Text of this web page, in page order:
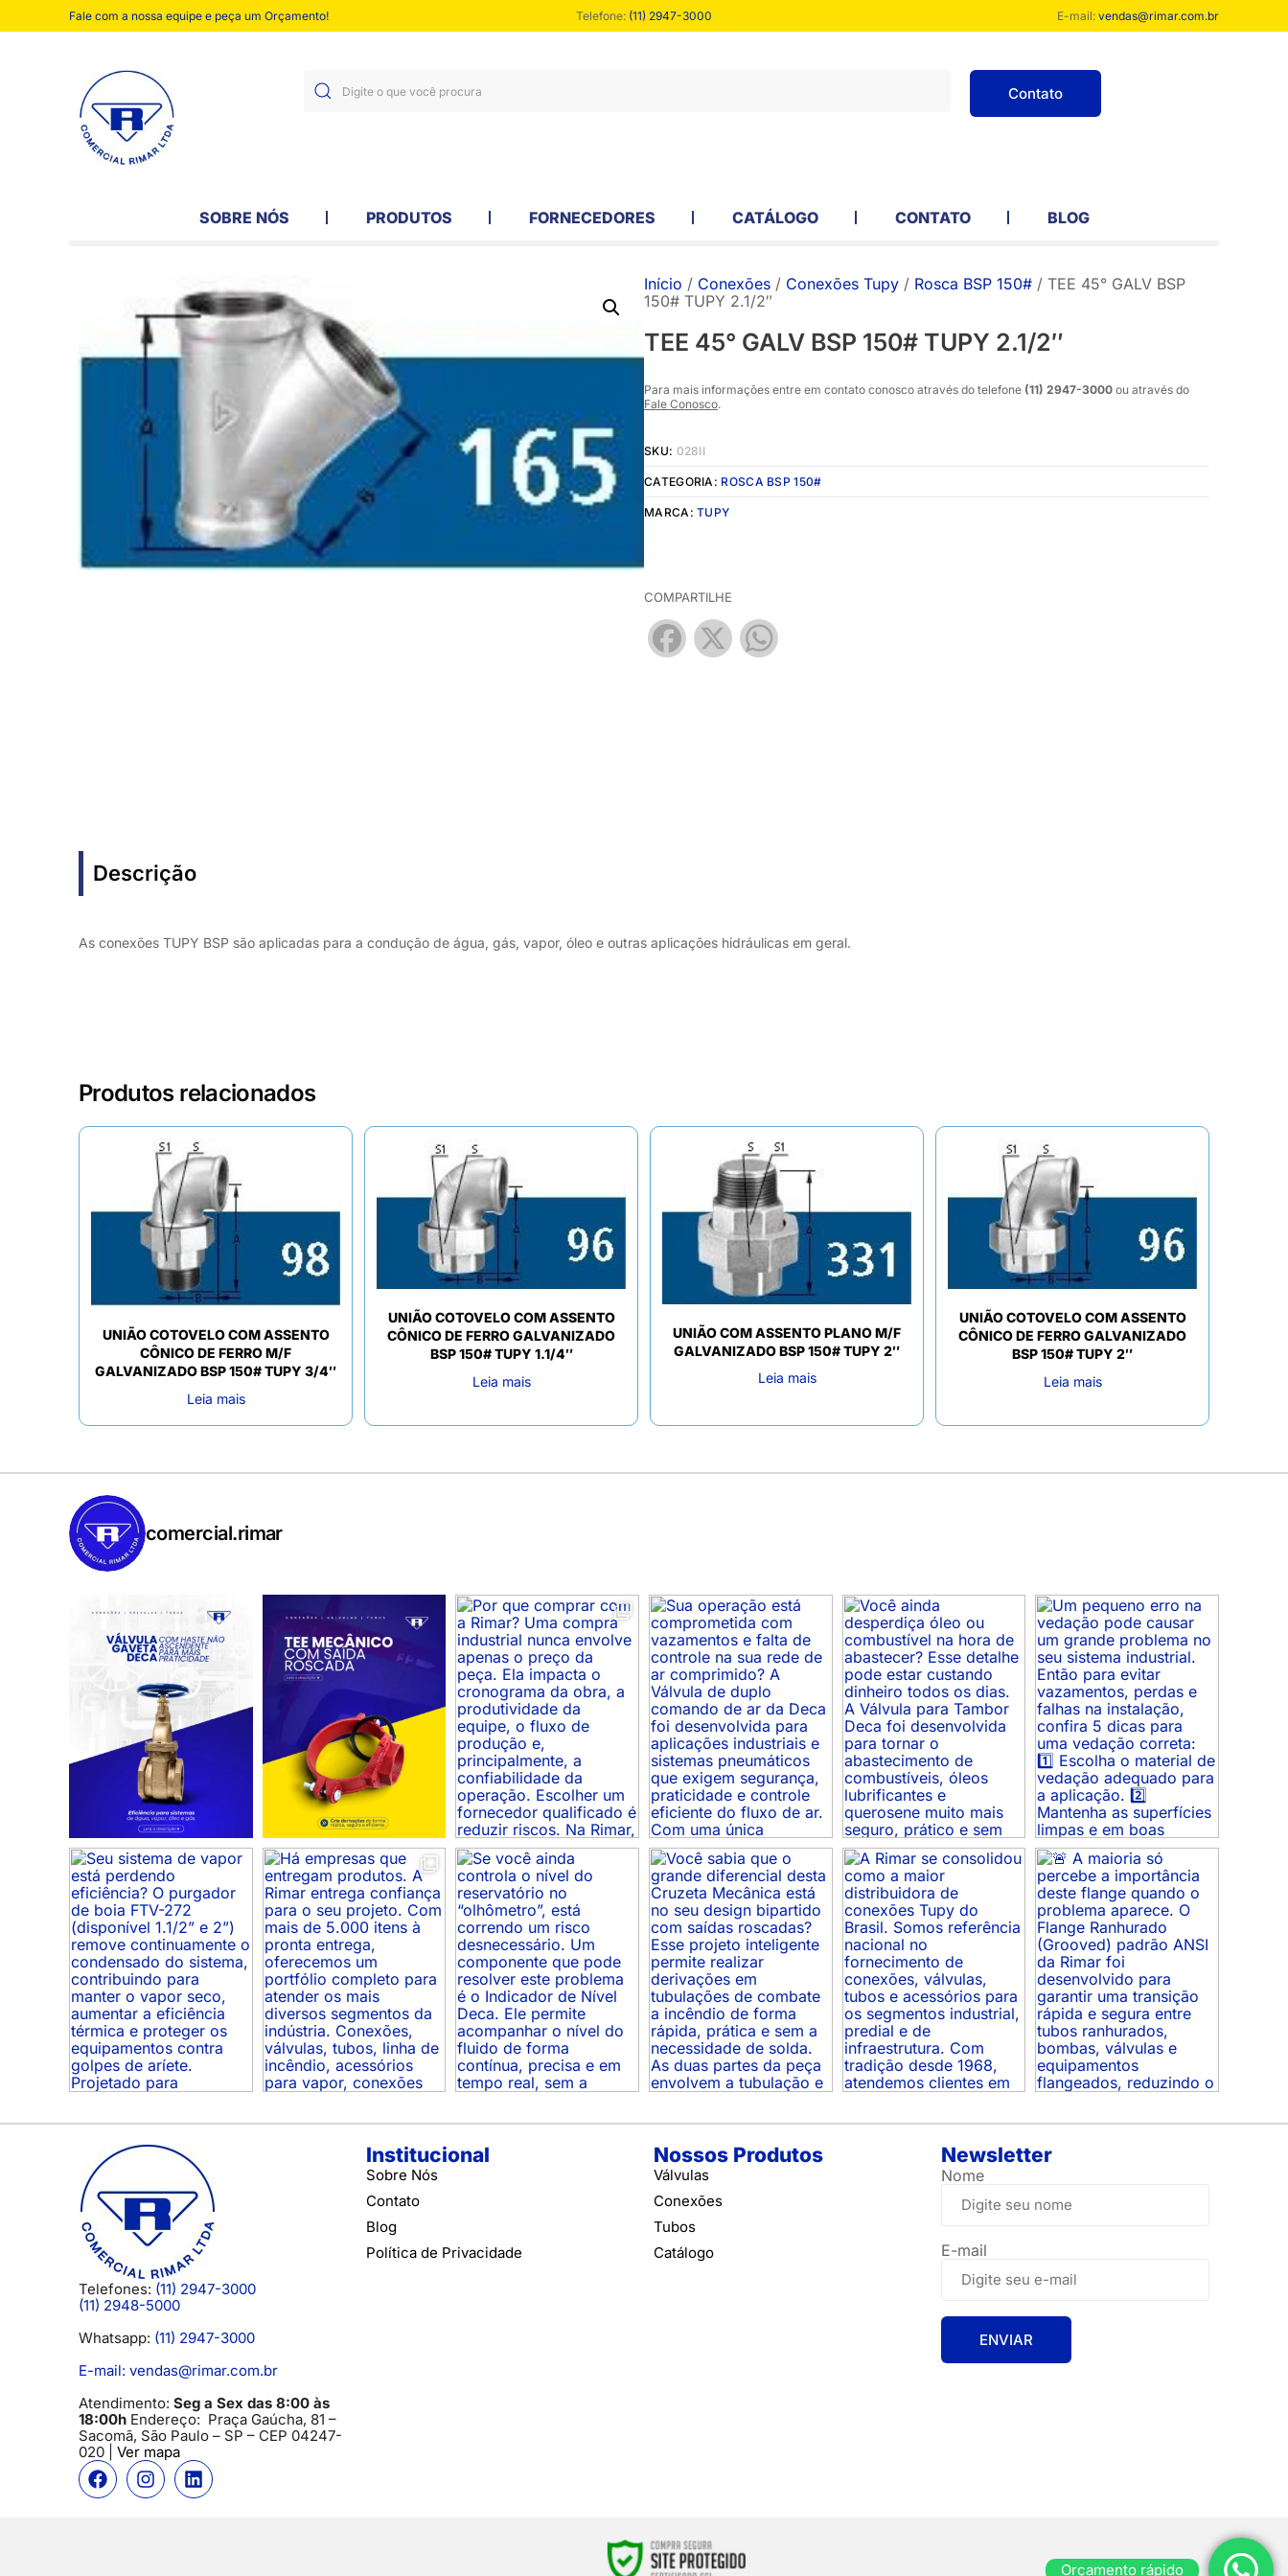
Fale com a nossa equipe e peça um Orçamento! Telefone: (11) 2947-3000 E-mail: vendas@rimar.com.br
Contato
SOBRE NÓS PRODUTOS FORNECEDORES CATÁLOGO CONTATO BLOG
Início / Conexões / Conexões Tupy / Rosca BSP 150# / TEE 45° GALV BSP
150# TUPY 2.1/2″
TEE 45° GALV BSP 150# TUPY 2.1/2″
Para mais informações entre em contato conosco através do telefone (11) 2947-3000 ou através do
Fale Conosco.
SKU: 028II
CATEGORIA: ROSCA BSP 150#
MARCA:TUPY
COMPARTILHE
Facebook
X
Descrição
As conexões TUPY BSP são aplicadas para a condução de água, gás, vapor, óleo e outras aplicações hidráulicas em geral.
Produtos relacionados
UNIÃO COTOVELO COM ASSENTO
CÔNICO DE FERRO M/F
GALVANIZADO BSP 150# TUPY 3/4″
Leia mais
UNIÃO COTOVELO COM ASSENTO
CÔNICO DE FERRO GALVANIZADO
BSP 150# TUPY 1.1/4″
Leia mais
UNIÃO COM ASSENTO PLANO M/F
GALVANIZADO BSP 150# TUPY 2″
Leia mais
UNIÃO COTOVELO COM ASSENTO
CÔNICO DE FERRO GALVANIZADO
BSP 150# TUPY 2″
Leia mais
comercial.rimar
Telefones: (11) 2947-3000
(11) 2948-5000
Whatsapp: (11) 2947-3000
E-mail: vendas@rimar.com.br
Atendimento: Seg a Sex das 8:00 às
18:00h Endereço: Praça Gaúcha, 81 –
Sacomã, São Paulo – SP – CEP 04247-
020 | Ver mapa
Institucional
Sobre Nós
Contato
Blog
Política de Privacidade
Nossos Produtos
Válvulas
Conexões
Tubos
Catálogo
Newsletter
Nome
E-mail
Orçamento rápido